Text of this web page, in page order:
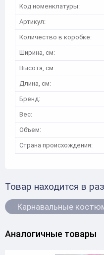
Код номенклатуры:
Артикул:
Количество в коробке:
Ширина, см:
Высота, см:
Длина, см:
Бренд:
Вес:
Объем:
Страна происхождения:
Товар находится в
Карнавальные
Аналогичные товары